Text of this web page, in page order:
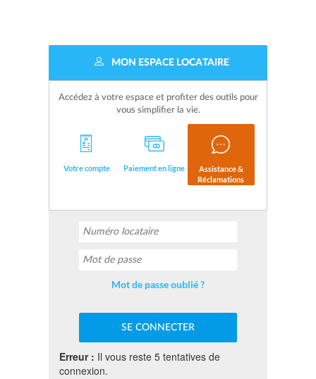
MON ESPACE LOCATAIRE
Accédez à votre espace et profiter des outils pour
vous simplifier la vie.
Votre compte Paiement en ligne
Assistance &
Réclamations
Mot de passe oublié ?
Erreur : Il vous reste 5 tentatives de
connexion.